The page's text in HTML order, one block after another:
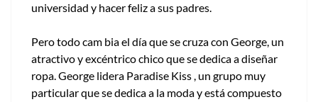
universidad y hacer feliz a sus padres.
Pero todo cam bia el día que se cruza con George, un
atractivo y excéntrico chico que se dedica a diseñar
ropa. George lidera Paradise Kiss , un grupo muy
particular que se dedica a la moda y está compuesto